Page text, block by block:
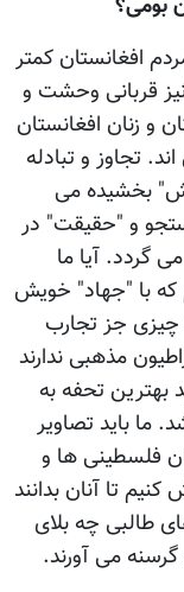
بومی؟
افغانستان کمتر
قربانی وحشت و
و زنان افغانستان
تجاوز و تبادله
بخشیده می
و "حقیقت" در
گردد. آیا ما
که با "جهاد" خویش
چیزی جز تجارب
مذهبی ندارند
تحفه به
ما باید تصاویر
فلسطینی ها و
تا آنان بدانند
طالبی چه بلای
می آورند.